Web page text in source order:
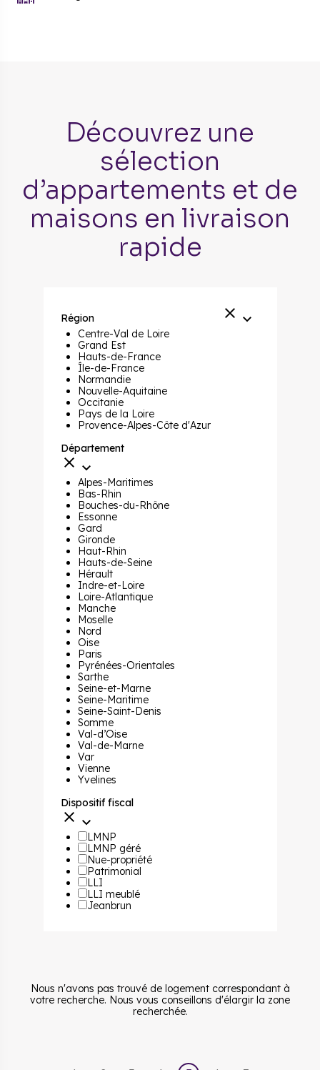
Découvrez une
sélection
d’appartements et de
maisons en livraison
rapide
Région
Centre-Val de Loire
Grand Est
Hauts-de-France
Île-de-France
Normandie
Nouvelle-Aquitaine
Occitanie
Pays de la Loire
Provence-Alpes-Côte d'Azur
Département
Alpes-Maritimes
Bas-Rhin
Bouches-du-Rhône
Essonne
Gard
Gironde
Haut-Rhin
Hauts-de-Seine
Hérault
Indre-et-Loire
Loire-Atlantique
Manche
Moselle
Nord
Oise
Paris
Pyrénées-Orientales
Sarthe
Seine-et-Marne
Seine-Maritime
Seine-Saint-Denis
Somme
Val-d’Oise
Val-de-Marne
Var
Vienne
Yvelines
Dispositif fiscal
LMNP
LMNP géré
Nue-propriété
Patrimonial
LLI
LLI meublé
Jeanbrun
Nous n'avons pas trouvé de logement correspondant à
votre recherche. Nous vous conseillons d'élargir la zone
recherchée.